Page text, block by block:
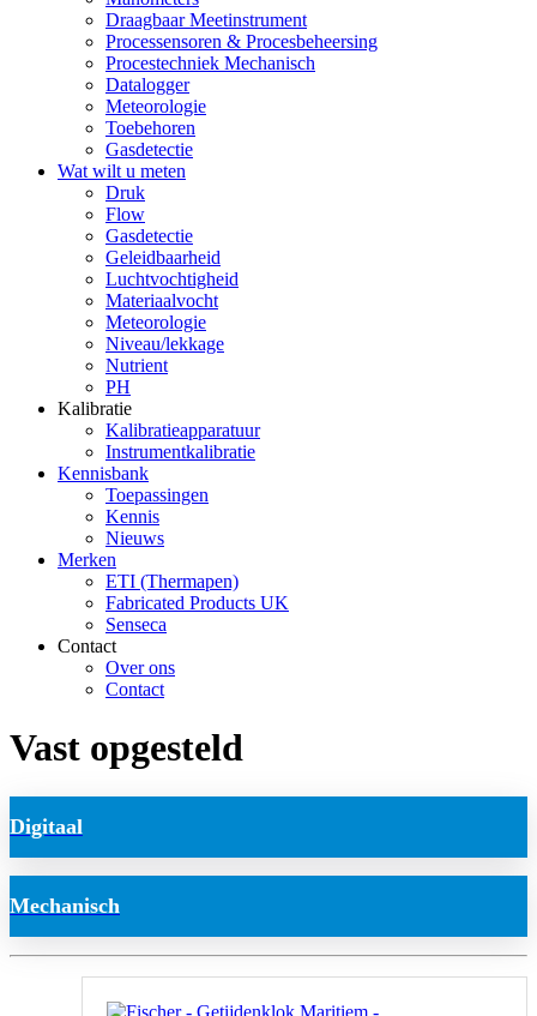
Draagbaar Meetinstrument
Processensoren & Procesbeheersing
Procestechniek Mechanisch
Datalogger
Meteorologie
Toebehoren
Gasdetectie
Wat wilt u meten
Druk
Flow
Gasdetectie
Geleidbaarheid
Luchtvochtigheid
Materiaalvocht
Meteorologie
Niveau/lekkage
Nutrient
PH
Kalibratie
Kalibratieapparatuur
Instrumentkalibratie
Kennisbank
Toepassingen
Kennis
Nieuws
Merken
ETI (Thermapen)
Fabricated Products UK
Senseca
Contact
Over ons
Contact
Vast opgesteld
Digitaal
Mechanisch